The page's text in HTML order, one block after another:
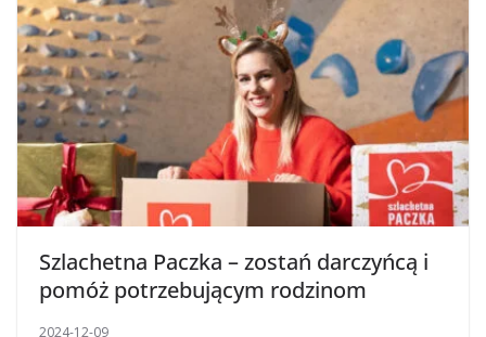
Szlachetna Paczka – zostań darczyńcą i
pomóż potrzebującym rodzinom
2024-12-09